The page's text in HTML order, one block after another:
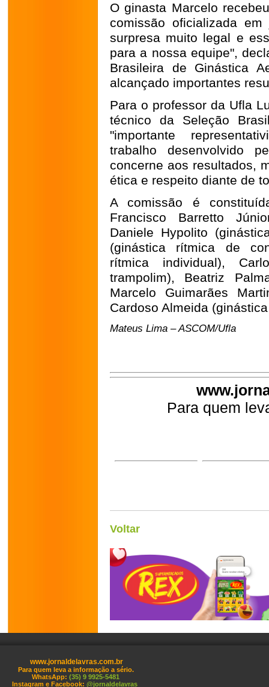
O ginasta Marcelo
comissão oficializada
surpresa muito legal e
para a nossa equipe",
Brasileira de Ginástica
alcançado importantes
Para o professor da Ufla
técnico da Seleção
"importante
trabalho desenvolvido
concerne aos resultados,
ética e respeito diante de
A comissão é
Francisco Barretto
Daniele Hypolito
(ginástica rítmica de
rítmica individual),
trampolim), Beatriz
Marcelo Guimarães
Cardoso Almeida
Mateus Lima – ASCOM/Ufla
Para quem
Voltar
www.jornaldelavras.com.br
Para quem leva a informação a sério.
WhatsApp: (35) 9 9925-5481
Instagram e Facebook: @jornaldelavras